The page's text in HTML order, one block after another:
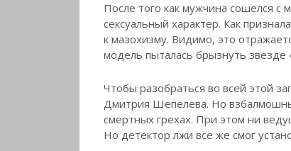
После того как мужчина сошелся с
сексуальный характер. Как
к мазохизму. Видимо, это
модель пыталась брызнуть звезде
Чтобы разобраться во всей этой
Дмитрия Шепелева. Но
смертных грехах. При этом ни
Но детектор лжи все же смог